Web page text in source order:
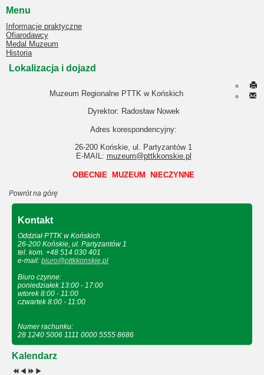
Menu
Informacje praktyczne
Ofiarodawcy
Medal Muzeum
Historia
Lokalizacja i dojazd
Muzeum Regionalne PTTK w Końskich
Dyrektor: Radosław Nowek
Adres korespondencyjny:
26-200 Końskie, ul. Partyzantów 1
E-MAIL: muzeum@pttkkonskie.pl
OBECNIE MUZEUM NIECZYNNE
Powrót na górę
Kontakt
Oddział PTTK w Końskich
26-200 Końskie, ul. Partyzantów 1
tel. kom. +48 514 030 401
e-mail: biuro@pttkkonskie.pl
Biuro czynne:
poniedziałek 13:00 - 17:00
wtorek 8:00 - 11:00
czwartek 8:00 - 11:00
Numer rachunku:
28 1240 5006 1111 0000 5555 8686
Kalendarz